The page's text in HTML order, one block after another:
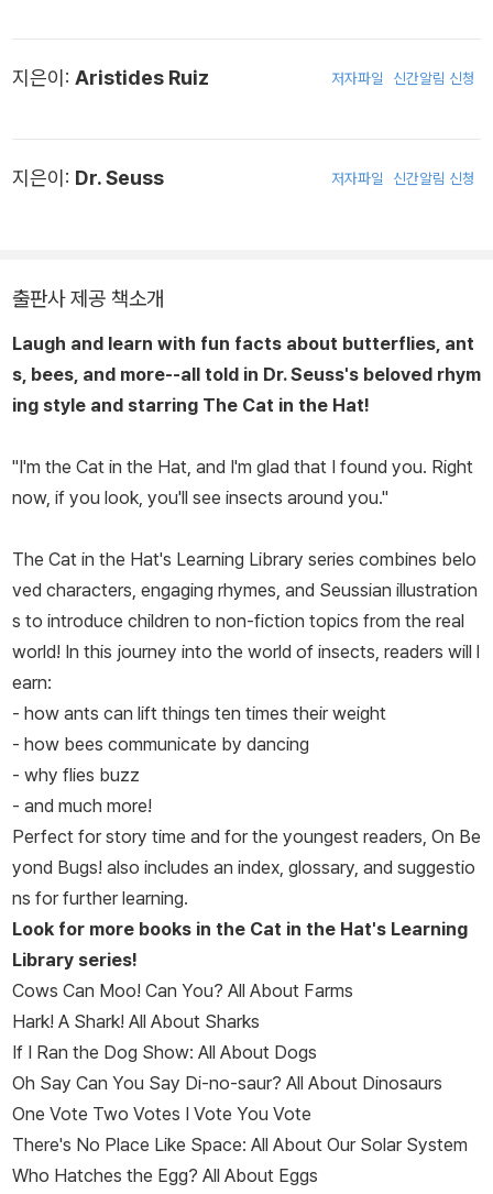
지은이: Aristides Ruiz 저자파일 신간알림 신청
지은이: Dr. Seuss 저자파일 신간알림 신청
출판사 제공 책소개
Laugh and learn with fun facts about butterflies, ant
s, bees, and more--all told in Dr. Seuss's beloved rhym
ing style and starring The Cat in the Hat!
"I'm the Cat in the Hat, and I'm glad that I found you. Right
now, if you look, you'll see insects around you."
The Cat in the Hat's Learning Library series combines belo
ved characters, engaging rhymes, and Seussian illustration
s to introduce children to non-fiction topics from the real
world! In this journey into the world of insects, readers will l
earn:
- how ants can lift things ten times their weight
- how bees communicate by dancing
- why flies buzz
- and much more!
Perfect for story time and for the youngest readers, On Be
yond Bugs! also includes an index, glossary, and suggestio
ns for further learning.
Look for more books in the Cat in the Hat's Learning
Library series!
Cows Can Moo! Can You? All About Farms
Hark! A Shark! All About Sharks
If I Ran the Dog Show: All About Dogs
Oh Say Can You Say Di-no-saur? All About Dinosaurs
One Vote Two Votes I Vote You Vote
There's No Place Like Space: All About Our Solar System
Who Hatches the Egg? All About Eggs